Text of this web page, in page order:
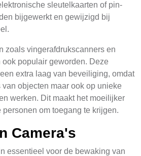
sleutelkaarten of pin-
bijgewerkt en gewijzigd bij
zoals vingerafdrukscanners en
populair geworden. Deze
extra laag van beveiliging, omdat
objecten maar ook op unieke
werken. Dit maakt het moeilijker
om toegang te krijgen.
Camera's
essentieel voor de bewaking van